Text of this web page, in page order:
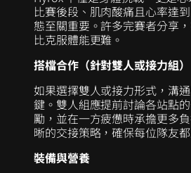
比賽後段、肌肉酸痛且心率達
態至關重要。許多完賽者分享
比克服體能更難。
搭檔合作（針對雙人或接力組）
如果選擇雙人或接力形式，溝
鍵。雙人組應提前討論各站點
勵，並在一方疲憊時承擔更多
晰的交接策略，確保每位隊友
裝備與營養